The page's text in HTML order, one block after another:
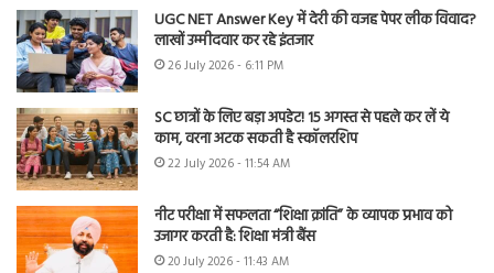
UGC NET Answer Key में देरी की वजह पेपर लीक विवाद?
लाखों उम्मीदवार कर रहे इंतजार
26 July 2026 - 6:11 PM
SC छात्रों के लिए बड़ा अपडेट! 15 अगस्त से पहले कर लें ये
काम, वरना अटक सकती है स्कॉलरशिप
22 July 2026 - 11:54 AM
नीट परीक्षा में सफलता “शिक्षा क्रांति” के व्यापक प्रभाव को
उजागर करती है: शिक्षा मंत्री बैंस
20 July 2026 - 11:43 AM